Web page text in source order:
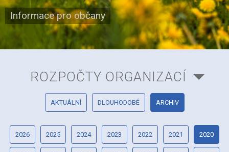
Informace pro občany
ROZPOČTY ORGANIZACÍ
AKTUÁLNÍ DLOUHODOBÉ ARCHIV
2026 2025 2024 2023 2022 2021 2020